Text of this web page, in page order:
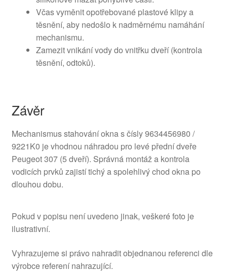
Včas vyměnit opotřebované plastové klipy a
těsnění, aby nedošlo k nadměrnému namáhání
mechanismu.
Zamezit vnikání vody do vnitřku dveří (kontrola
těsnění, odtoků).
Závěr
Mechanismus stahování okna s čísly 9634456980 /
9221K0 je vhodnou náhradou pro levé přední dveře
Peugeot 307 (5 dveří). Správná montáž a kontrola
vodicích prvků zajistí tichý a spolehlivý chod okna po
dlouhou dobu.
Pokud v popisu není uvedeno jinak, veškeré foto je
ilustrativní.
Vyhrazujeme si právo nahradit objednanou referenci dle
výrobce referení nahrazující.